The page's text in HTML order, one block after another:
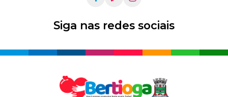
Siga nas redes sociais